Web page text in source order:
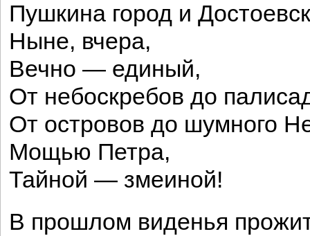
Пушкина город и
Ныне, вчера,
Вечно — единый,
От небоскребов до
От островов до шумного
Мощью Петра,
Тайной — змеиной!
В прошлом виденья